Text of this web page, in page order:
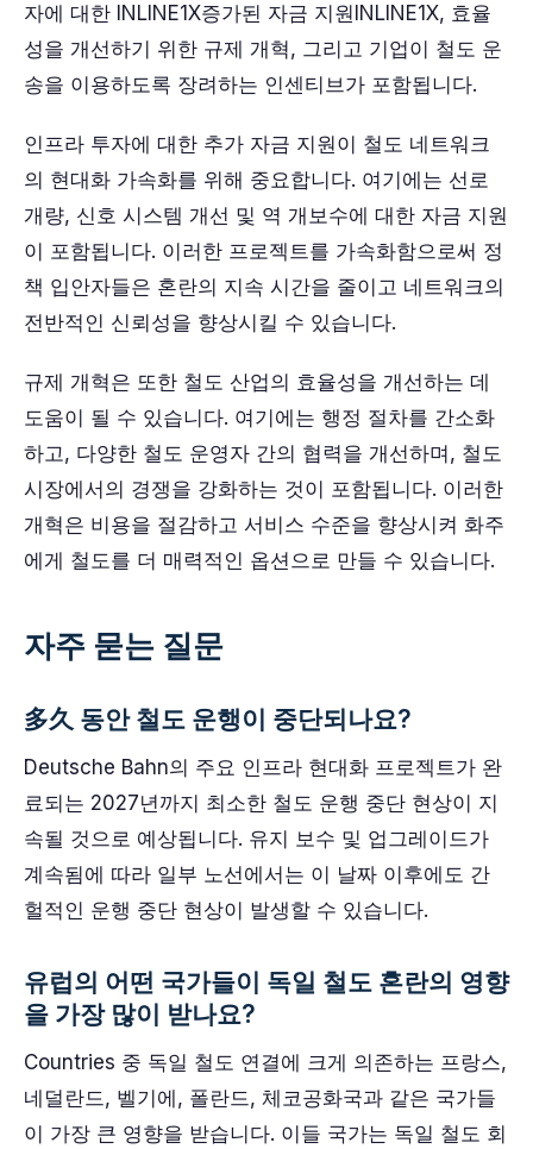
자에 대한 INLINE1X증가된 자금 지원INLINE1X, 효율
성을 개선하기 위한 규제 개혁, 그리고 기업이 철도 운
송을 이용하도록 장려하는 인센티브가 포함됩니다.
인프라 투자에 대한 추가 자금 지원이 철도 네트워크
의 현대화 가속화를 위해 중요합니다. 여기에는 선로
개량, 신호 시스템 개선 및 역 개보수에 대한 자금 지원
이 포함됩니다. 이러한 프로젝트를 가속화함으로써 정
책 입안자들은 혼란의 지속 시간을 줄이고 네트워크의
전반적인 신뢰성을 향상시킬 수 있습니다.
규제 개혁은 또한 철도 산업의 효율성을 개선하는 데
도움이 될 수 있습니다. 여기에는 행정 절차를 간소화
하고, 다양한 철도 운영자 간의 협력을 개선하며, 철도
시장에서의 경쟁을 강화하는 것이 포함됩니다. 이러한
개혁은 비용을 절감하고 서비스 수준을 향상시켜 화주
에게 철도를 더 매력적인 옵션으로 만들 수 있습니다.
자주 묻는 질문
多久 동안 철도 운행이 중단되나요?
Deutsche Bahn의 주요 인프라 현대화 프로젝트가 완
료되는 2027년까지 최소한 철도 운행 중단 현상이 지
속될 것으로 예상됩니다. 유지 보수 및 업그레이드가
계속됨에 따라 일부 노선에서는 이 날짜 이후에도 간
헐적인 운행 중단 현상이 발생할 수 있습니다.
유럽의 어떤 국가들이 독일 철도 혼란의 영향
을 가장 많이 받나요?
Countries 중 독일 철도 연결에 크게 의존하는 프랑스,
네덜란드, 벨기에, 폴란드, 체코공화국과 같은 국가들
이 가장 큰 영향을 받습니다. 이들 국가는 독일 철도 회